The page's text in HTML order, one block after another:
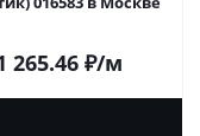
265.46₽/м